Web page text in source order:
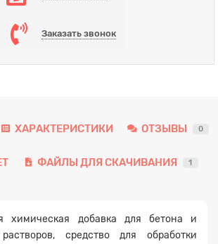
Заказать звонок
ХАРАКТЕРИСТИКИ ОТЗЫВЫ 0
ФАЙЛЫ ДЛЯ СКАЧИВАНИЯ 1
химическая добавка для бетона и
средство для обработки